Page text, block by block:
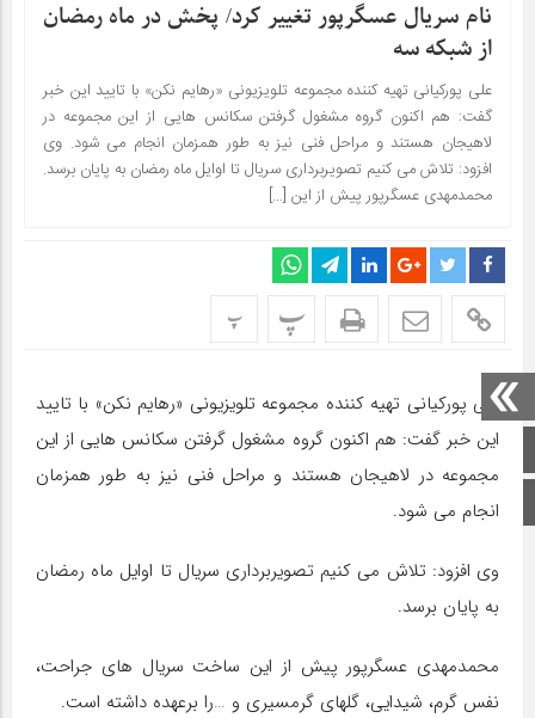
صفحه اصلی
اینستاگرام
نام سریال عسگرپور تغییر کرد/ پخش در ماه رمضان
از شبکه سه
علی پورکیانی تهیه کننده مجموعه تلویزیونی «رهایم نکن» با تایید این خبر
گفت: هم اکنون گروه مشغول گرفتن سکانس هایی از این مجموعه در
لاهیجان هستند و مراحل فنی نیز به طور همزمان انجام می شود. وی
افزود: تلاش می کنیم تصویربرداری سریال تا اوایل ماه رمضان به پایان برسد.
محمدمهدی عسگرپور پیش از این […]
پ پ
علی پورکیانی تهیه کننده مجموعه تلویزیونی «رهایم نکن» با تایید
این خبر گفت: هم اکنون گروه مشغول گرفتن سکانس هایی از این
مجموعه در لاهیجان هستند و مراحل فنی نیز به طور همزمان
انجام می شود.
وی افزود: تلاش می کنیم تصویربرداری سریال تا اوایل ماه رمضان
به پایان برسد.
محمدمهدی عسگرپور پیش از این ساخت سریال های جراحت،
نفس گرم، شیدایی، گلهای گرمسیری و …را برعهده داشته است.